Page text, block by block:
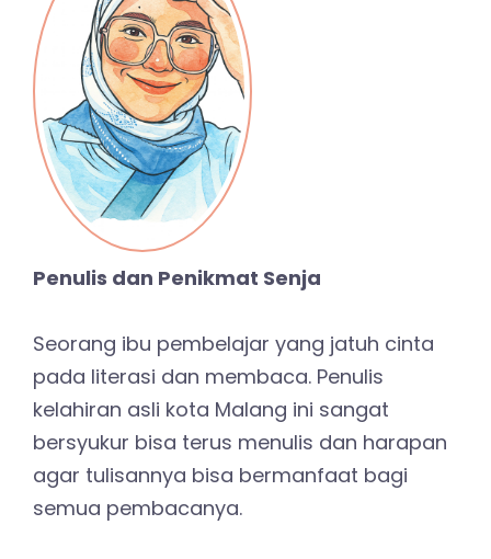
Penulis dan Penikmat Senja
Seorang ibu pembelajar yang jatuh cinta
pada literasi dan membaca. Penulis
kelahiran asli kota Malang ini sangat
bersyukur bisa terus menulis dan harapan
agar tulisannya bisa bermanfaat bagi
semua pembacanya.